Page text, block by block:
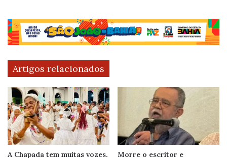
Artigos relacionados
A Chapada tem muitas vozes.
Morre o escritor e